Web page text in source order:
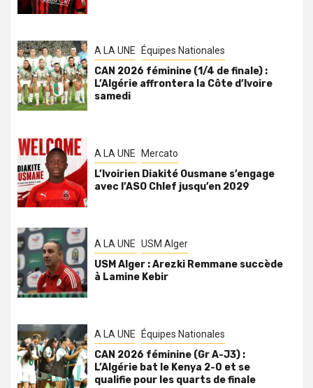
A LA UNE Équipes Nationales
CAN 2026 féminine (1/4 de finale) :
L’Algérie affrontera la Côte d’Ivoire
samedi
A LA UNE Mercato
L’Ivoirien Diakité Ousmane s’engage
avec l’ASO Chlef jusqu’en 2029
A LA UNE USM Alger
USM Alger : Arezki Remmane succède
à Lamine Kebir
A LA UNE Équipes Nationales
CAN 2026 féminine (Gr A-J3) :
L’Algérie bat le Kenya 2-0 et se
qualifie pour les quarts de finale